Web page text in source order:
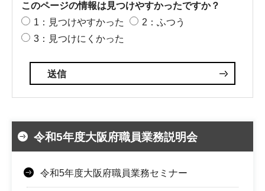
このページの情報は見つけやすかったですか？
1：見つけやすかった
2：ふつう
3：見つけにくかった
令和5年度大阪府職員業務説明会
令和5年度大阪府職員業務セミナー